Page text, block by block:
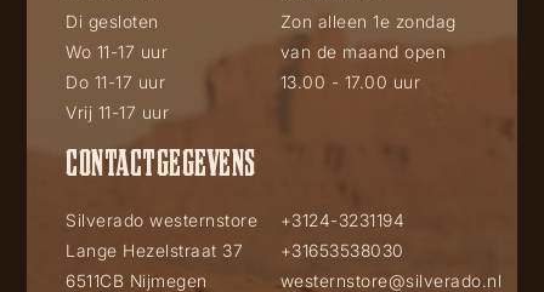
Di gesloten
Wo 11-17 uur
Do 11-17 uur
Vrij 11-17 uur
Zon alleen 1e zondag
van de maand open
13.00 - 17.00 uur
CONTACTGEGEVENS
Silverado westernstore
Lange Hezelstraat 37
6511CB Nijmegen
+3124-3231194
+31653538030
westernstore@silverado.nl